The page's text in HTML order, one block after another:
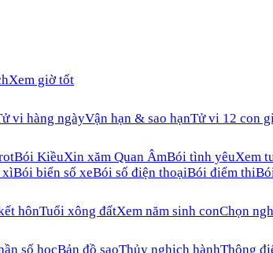
Xem giờ tốt
vi hàng ngàyVận hạn & sao hạnTử vi 12 con
Bói KiềuXin xăm Quan ÂmBói tình yêuXem
xìBói biển số xeBói số điện thoạiBói điểm thi
hônTuổi xông đấtXem năm sinh conChọn
số họcBản đồ saoThủy nghịch hànhThông